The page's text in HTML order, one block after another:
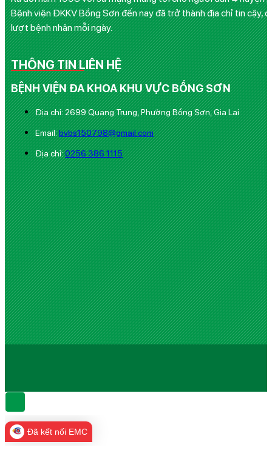
Bệnh viện ĐKKV Bồng Sơn đến nay đã trở thành địa chỉ tin cậy,
lượt bệnh nhân mỗi ngày.
THÔNG TIN LIÊN HỆ
BỆNH VIỆN ĐA KHOA KHU VỰC BỒNG SƠN
Địa chỉ: 2699 Quang Trung, Phường Bồng Sơn, Gia Lai
Email:bvbs150798@gmail.com
Địa chỉ:0256 386 1115
Đã kết nối EMC